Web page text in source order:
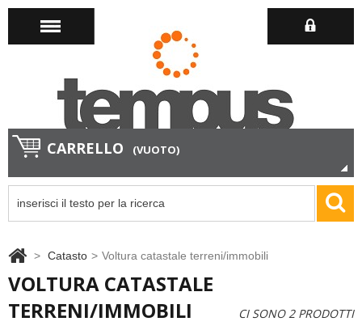
CARRELLO (VUOTO)
> Catasto > Voltura catastale terreni/immobili
VOLTURA CATASTALE
TERRENI/IMMOBILI
CI SONO 2 PRODOTTI